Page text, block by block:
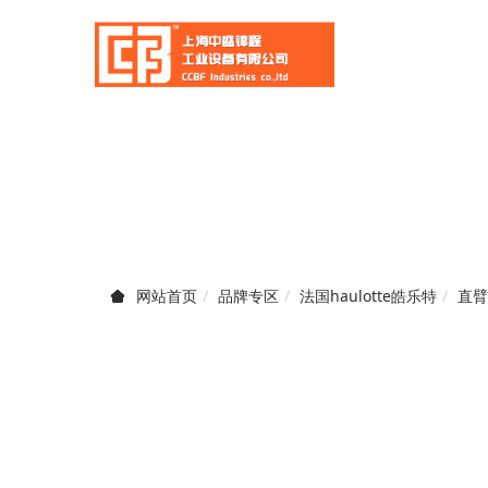
网站首页 品牌专区 法国haulotte皓乐特 直